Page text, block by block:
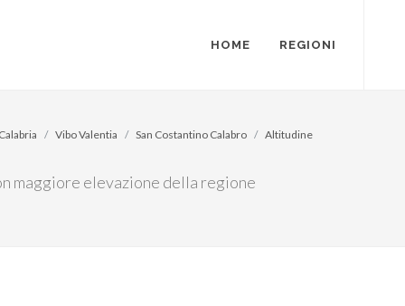
HOME REGIONI
maggiore elevazione della regione
Vibo Valentia San Costantino Calabro Altitudine